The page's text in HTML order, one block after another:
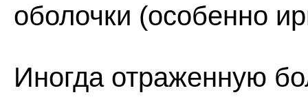
оболочки (особенно
Иногда отраженную